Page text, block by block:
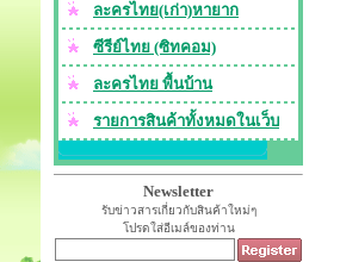
ละครไทย(เก่า)หายาก
ซีรีย์ไทย (ซิทคอม)
ละครไทย พื้นบ้าน
รายการสินค้าทั้งหมดในเว็บ
Newsletter
รับข่าวสารเกี่ยวกับสินค้าใหม่ๆ
โปรดใส่อีเมล์ของท่าน